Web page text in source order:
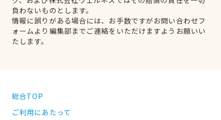
負わないものとします。
情報に誤りがある場合には、お手数ですがお問い合わせフ
ォームより編集部までご連絡をいただけますようお願いい
たします。
総合TOP
ご利用にあたって